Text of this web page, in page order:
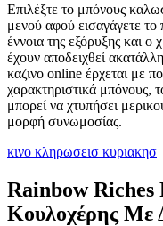
Επιλέξτε το μπόνους
μενού αφού εισαγάγετε
έννοια της εξόρυξης και
έχουν αποδειχθεί
καζινο online έρχεται με
χαρακτηριστικά μπόνους,
μπορεί να χτυπήσει
μορφή συνωμοσίας.
κινο κληρωσεισ κυριακησ
Rainbow
Κουλοχέρης Με